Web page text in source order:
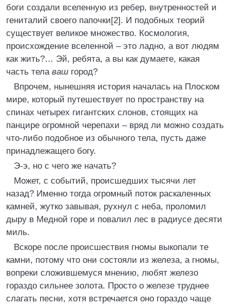
боги создали вселенную из ребер, внутренностей и
гениталий своего папочки[2]. И подобных теорий
существует великое множество. Космология,
происхождение вселенной – это ладно, а вот людям
как жить?… Эй, ребята, а вы как думаете, какая
часть тела ваш город?
Впрочем, нынешняя история началась на Плоском
мире, который путешествует по пространству на
спинах четырех гигантских слонов, стоящих на
панцире огромной черепахи – вряд ли можно создать
что-либо подобное из обычного тела, пусть даже
принадлежащего богу.
Э-э, но с чего же начать?
Может, с событий, происшедших тысячи лет
назад? Именно тогда огромный поток раскаленных
камней, жутко завывая, рухнул с неба, проломил
дыру в Медной горе и повалил лес в радиусе десяти
миль.
Вскоре после происшествия гномы выкопали те
камни, потому что они состояли из железа, а гномы,
вопреки сложившемуся мнению, любят железо
гораздо сильнее золота. Просто о железе труднее
слагать песни, хотя встречается оно гораздо чаще